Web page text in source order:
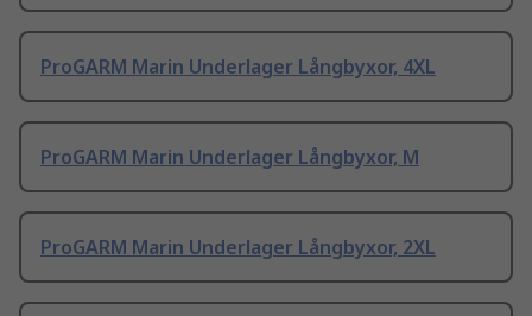
ProGARM Marin Underlager Långbyxor, 4XL
ProGARM Marin Underlager Långbyxor, M
ProGARM Marin Underlager Långbyxor, 2XL